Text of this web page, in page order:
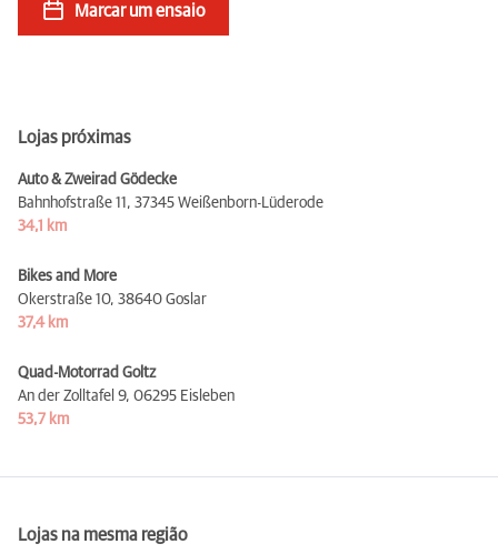
Marcar um ensaio
Lojas próximas
Auto & Zweirad Gödecke
Bahnhofstraße 11, 37345 Weißenborn-Lüderode
34,1 km
Bikes and More
Okerstraße 10, 38640 Goslar
37,4 km
Quad-Motorrad Goltz
An der Zolltafel 9, 06295 Eisleben
53,7 km
Lojas na mesma região